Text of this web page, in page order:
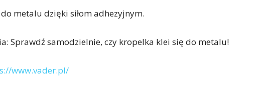
metalu dzięki siłom adhezyjnym.
Sprawdź samodzielnie, czy kropelka klei się do metalu!
www.vader.pl/